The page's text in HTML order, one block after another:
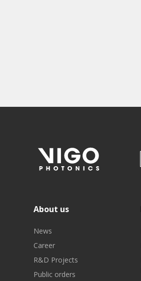
About us
News
Career
R&D Projects
Public orders